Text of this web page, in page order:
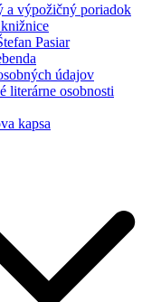
a výpožičný poriadok
Pasiar
údajov
literárne osobnosti
kapsa